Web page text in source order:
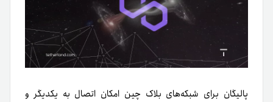
پالیگان برای شبکه‌های بلاک چین امکان اتصال به یکدیگر و